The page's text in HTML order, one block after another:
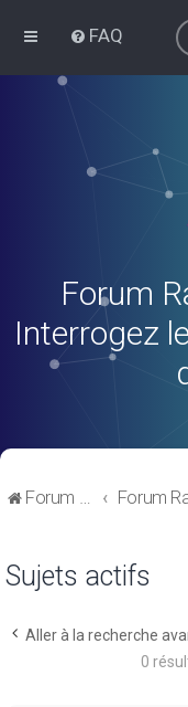
FAQ
Forum
Interrogez
Forum de discussions sur le Regroupement de Crédits et le Rachat de Crédits
Sujets actifs
Aller à la recherche
0